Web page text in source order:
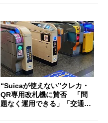
“Suicaが使えない”クレカ・
QR専用改札機に賛否 「問
題なく運用できる」「交通系I